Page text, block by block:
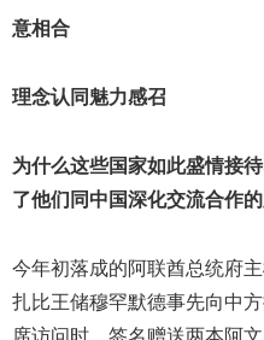
意相合
理念认同魅力感召
为什么这些国家如此盛情接
了他们同中国深化交流合作
今年初落成的阿联酋总统府
扎比王储穆罕默德事先向中
席访问时，签名赠送两本阿